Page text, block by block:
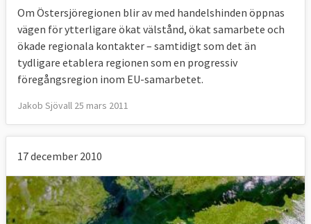
Om Östersjöregionen blir av med handelshinden öppnas
vägen för ytterligare ökat välstånd, ökat samarbete och
ökade regionala kontakter – samtidigt som det än
tydligare etablera regionen som en progressiv
föregångsregion inom EU-samarbetet.
Jakob Sjövall 25 mars 2011
17 december 2010